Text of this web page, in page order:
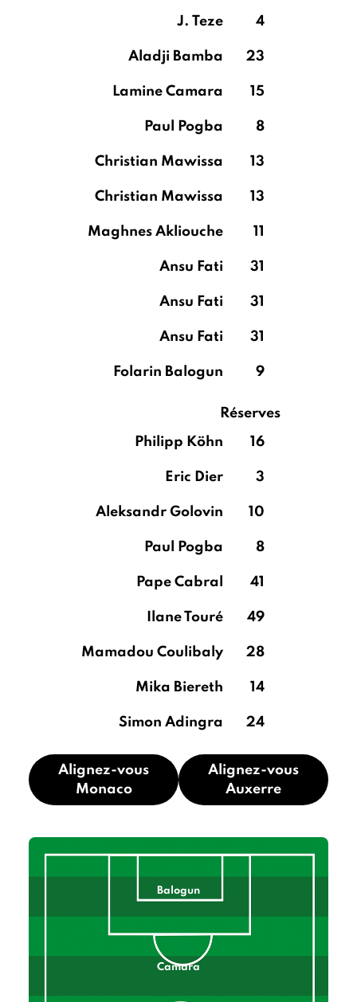
J. Teze 4
Aladji Bamba 23
Lamine Camara 15
Paul Pogba 8
Christian Mawissa 13
Christian Mawissa 13
Maghnes Akliouche 11
Ansu Fati 31
Ansu Fati 31
Ansu Fati 31
Folarin Balogun 9
Réserves
Philipp Köhn
16
Eric Dier 3
Aleksandr Golovin 10
Paul Pogba 8
Pape Cabral 41
Ilane Touré 49
Mamadou Coulibaly 28
Mika Biereth 14
Simon Adingra 24
Alignez-vous
Monaco
Alignez-vous
Auxerre
Balogun
Camara